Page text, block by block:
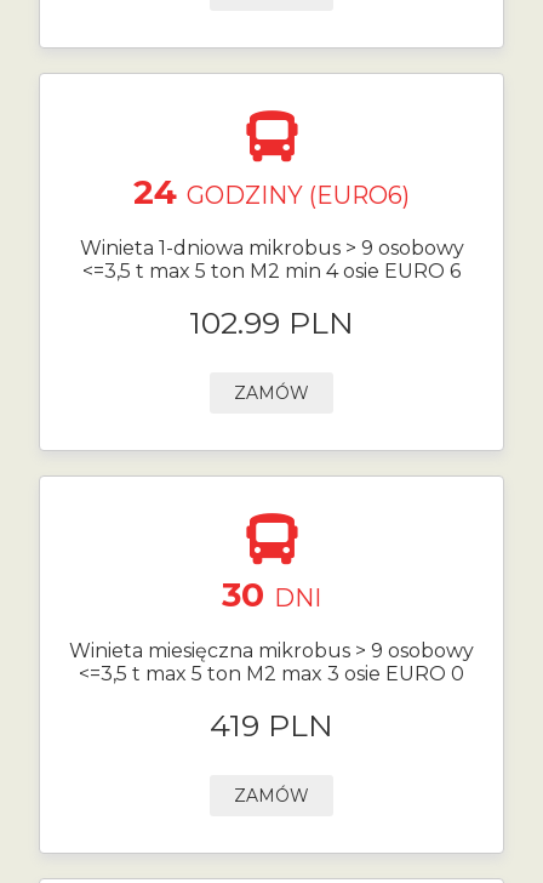
24 GODZINY (EURO6)
Winieta 1-dniowa mikrobus > 9 osobowy
<=3,5 t max 5 ton M2 min 4 osie EURO 6
102.99 PLN
ZAMÓW
30 DNI
Winieta miesięczna mikrobus > 9 osobowy
<=3,5 t max 5 ton M2 max 3 osie EURO 0
419 PLN
ZAMÓW